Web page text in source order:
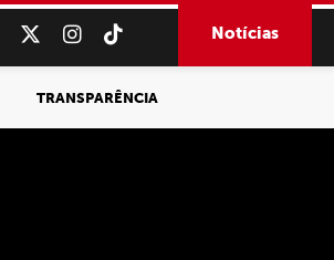
Notícias
TRANSPARÊNCIA